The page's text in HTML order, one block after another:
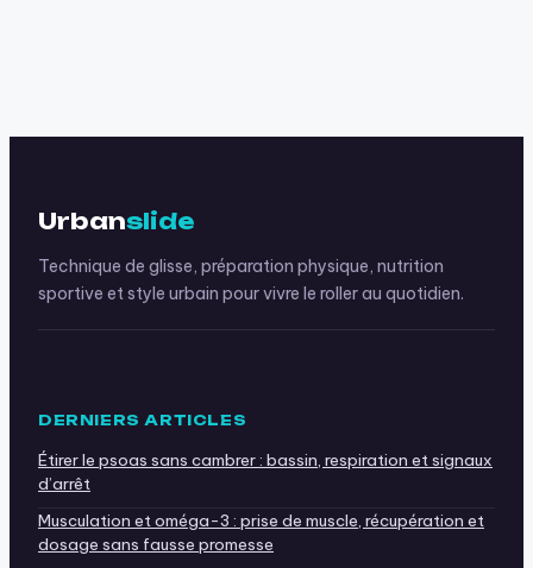
Urbanslide
Technique de glisse, préparation physique, nutrition
sportive et style urbain pour vivre le roller au quotidien.
DERNIERS ARTICLES
Étirer le psoas sans cambrer : bassin, respiration et signaux
d’arrêt
Musculation et oméga-3 : prise de muscle, récupération et
dosage sans fausse promesse